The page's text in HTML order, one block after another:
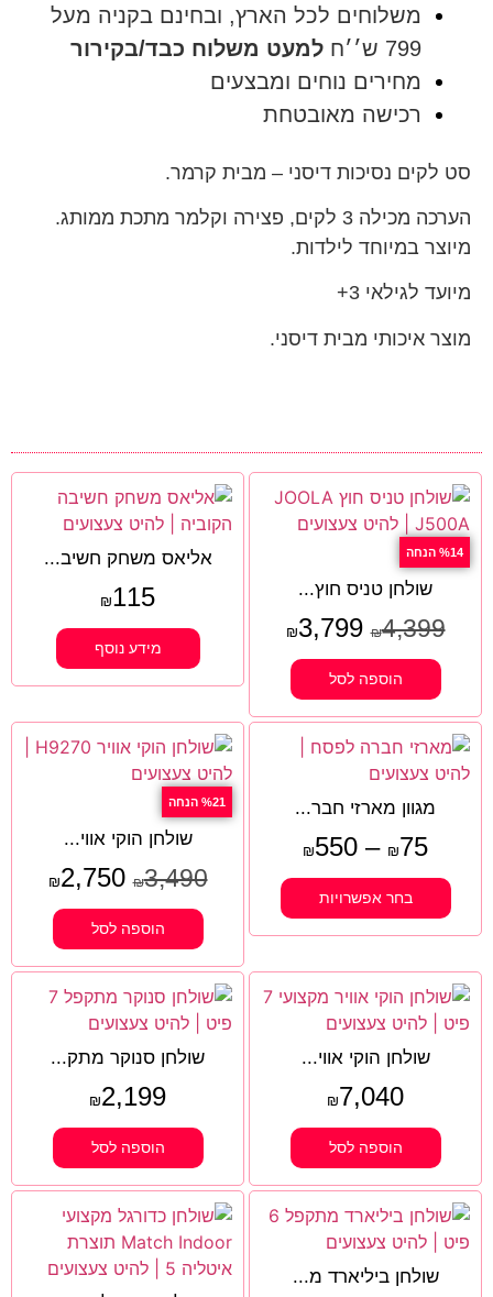
משלוחים לכל הארץ, ובחינם בקניה מעל
799 ש׳׳ח
למעט משלוח כבד/בקירור
מחירים נוחים ומבצעים
רכישה מאובטחת
סט לקים נסיכות דיסני – מבית קרמר.
הערכה מכילה 3 לקים, פצירה וקלמר מתכת ממותג.
מיוצר במיוחד לילדות.
מיועד לגילאי 3+
מוצר איכותי מבית דיסני.
%14 הנחה
שולחן טניס חוץ...
₪4,399
₪3,799
הוספה לסל
אליאס משחק חשיב...
₪115
מידע נוסף
מגוון מארזי חבר...
₪75
–
₪550
בחר אפשרויות
%21 הנחה
שולחן הוקי אווי...
₪3,490
₪2,750
הוספה לסל
שולחן הוקי אווי...
₪7,040
הוספה לסל
שולחן סנוקר מתק...
₪2,199
הוספה לסל
שולחן ביליארד מ...